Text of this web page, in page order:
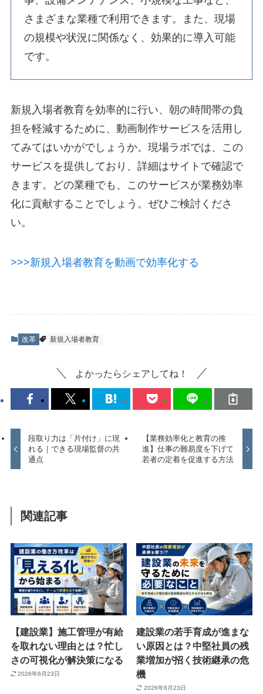
さまざまな業種で利用できます。また、現場
の規模や状況に関係なく、効果的に導入可能
です。
新規入場者教育を効率的に行い、朝の時間帯の負
担を軽減するために、動画制作サービスを活用し
てみてはいかがでしょうか。現場ラボでは、この
サービスを提供しており、詳細はサイトで確認で
きます。どの業種でも、このサービスが業務効率
化に貢献することでしょう。ぜひご検討くださ
い。
>>>新規入場者教育を動画で効率化する
改革 新規入場者教育
よかったらシェアしてね！
段取り力は「片付け」に現
れる｜できる現場監督の共
通点
【業務効率化と教育の推
進】仕事の難易度を下げて
若者の定着を促進する方法
関連記事
【建設業】施工管理が有給
を取れない理由とは？忙し
さの可視化が解決策になる
2026年6月23日
建設業の若手育成が進まな
い原因とは？中堅社員の残
業増加が招く技術継承の危
機
2026年6月23日